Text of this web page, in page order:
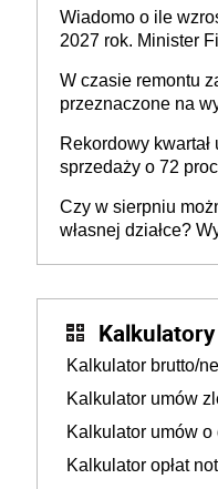
Wiadomo o ile
2027 rok. Minister
W czasie remontu
przeznaczone na
realizuje w nim
Rekordowy
sprzedaży o 72
Czy w sierpniu
własnej działce?
Kalkulatory
Kalkulator brutto/
Kalkulator umów
Kalkulator umów o
Kalkulator opłat